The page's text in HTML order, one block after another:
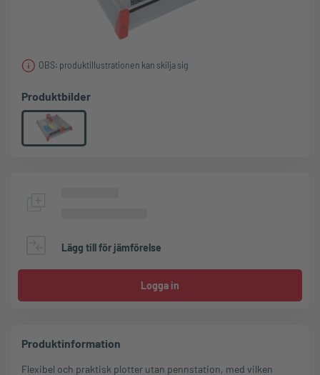
OBS: produktillustrationen kan skilja sig
Produktbilder
Lägg till för jämförelse
Logga in
Produktinformation
Flexibel och praktisk plotter utan pennstation, med vilken